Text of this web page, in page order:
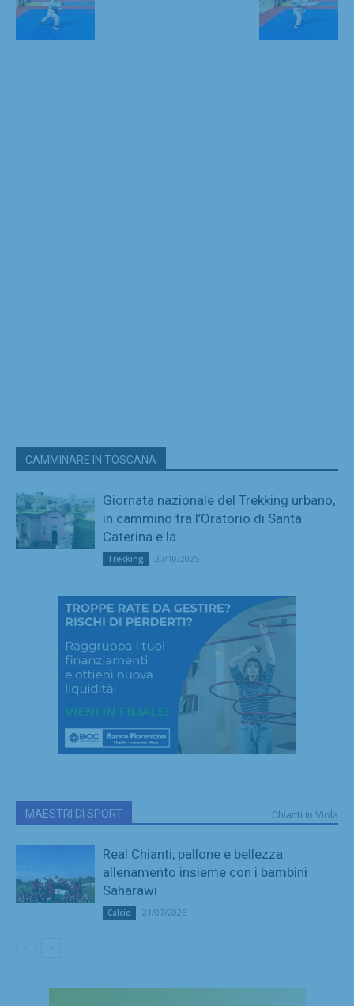
CAMMINARE IN TOSCANA
Giornata nazionale del Trekking urbano,
in cammino tra l’Oratorio di Santa
Caterina e la...
Trekking 27/10/2025
MAESTRI DI SPORT Chianti in Viola
Real Chianti, pallone e bellezza:
allenamento insieme con i bambini
Saharawi
Calcio 21/07/2026